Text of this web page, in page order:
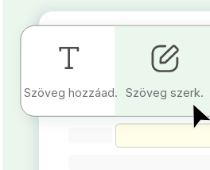
Szöveg hozzáad. Szöveg szerk.